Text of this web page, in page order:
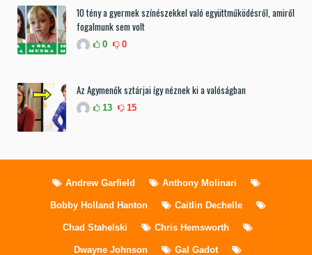
10 tény a gyermek színészekkel való együttműködésről, amiről
fogalmunk sem volt
0 0
Az Agymenők sztárjai így néznek ki a valóságban
13 15
Andrew Garfield Anthony Molinari
Bobby Holland Hanton Caitlin Dechelle
Chad Stahelski Chris Hemsworth
Dwayne Johnson Gal Gadot